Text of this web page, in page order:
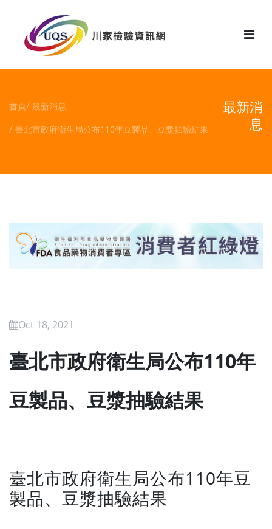
首頁 最新消息
臺北市政府衛生局公布110年豆製品、豆漿抽驗結果
最新消
息
Oct 18, 2021
臺北市政府衛生局公布110年
豆製品、豆漿抽驗結果
臺北市政府衛生局公布110年豆
製品、豆漿抽驗結果